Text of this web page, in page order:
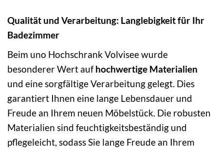
Qualität und Verarbeitung: Langlebigkeit für Ihr
Badezimmer
Beim uno Hochschrank Volvisee wurde
besonderer Wert aufhochwertige Materialien
und eine sorgfältige Verarbeitung gelegt. Dies
garantiert Ihnen eine lange Lebensdauer und
Freude an Ihrem neuen Möbelstück. Die robusten
Materialien sind feuchtigkeitsbeständig und
pflegeleicht, sodass Sie lange Freude an Ihrem